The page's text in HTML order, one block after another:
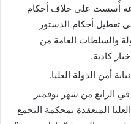
أُسست على خلاف أحكام
تعطيل أحكام الدستور
والسلطات العامة من
كاذبة.
نيابة أمن الدولة العليا.
في الرابع من شهر نوفمبر
العليا المنعقدة بمحكمة التجمع